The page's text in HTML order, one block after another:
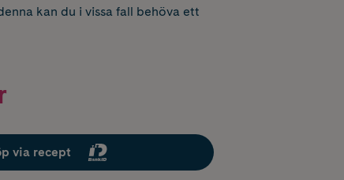
kan du i vissa fall behöva ett
via recept